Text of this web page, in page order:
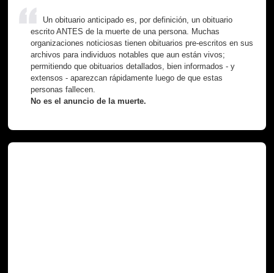
Un obituario anticipado es, por definición, un obituario
escrito ANTES de la muerte de una persona. Muchas
organizaciones noticiosas tienen obituarios pre-escritos en sus
archivos para individuos notables que aun están vivos;
permitiendo que obituarios detallados, bien informados - y
extensos - aparezcan rápidamente luego de que estas
personas fallecen.
No es el anuncio de la muerte.